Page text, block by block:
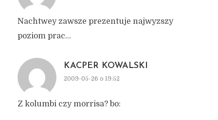
Nachtwey zawsze prezentuje najwyzszy
poziom prac…
KACPER KOWALSKI
2009-05-26 o 19:52
Z kolumbi czy morrisa? bo: